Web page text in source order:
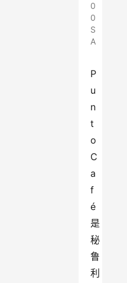
0
0
S
A
P
u
n
t
o
C
a
f
é
是
秘
鲁
利